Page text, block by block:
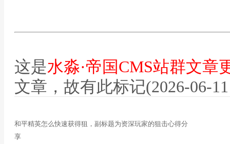
这是水淼·帝国CMS站群文章
文章，故有此标记(2026-06-
和平精英怎么快速获得狙，副标题为资深玩家的狙击心得分
享